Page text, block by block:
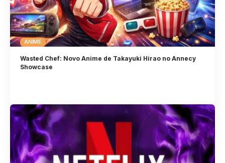
ANIME
Wasted Chef: Novo Anime de Takayuki Hirao no Annecy
Showcase